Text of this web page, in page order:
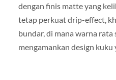
dengan finis matte yang
tetap perkuat drip-effect,
bundar, di mana warna rata
mengamankan design kuku